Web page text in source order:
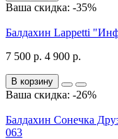
Ваша скидка: -35%
Балдахин Lappetti
7 500 р. 4 900 р.
В корзину
Ваша скидка: -26%
Балдахин Сонечка
063